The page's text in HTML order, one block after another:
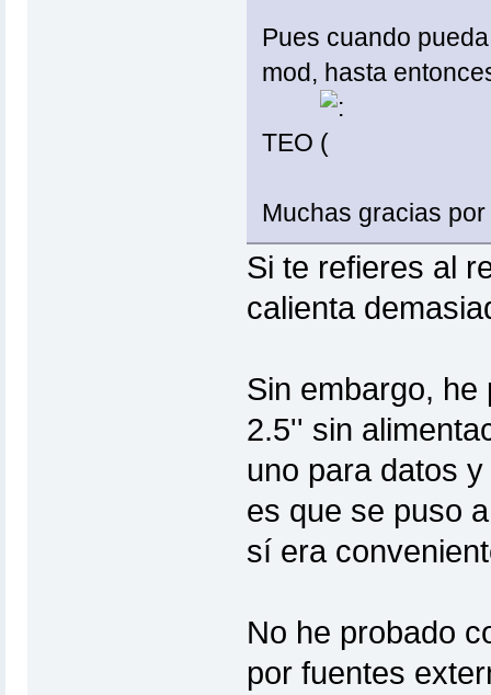
Pues cuando
mod, hasta
TEO
Muchas gracias
Si te refieres al
calienta
Sin embargo,
2.5'' sin
uno para datos
es que se puso
sí era
No he probado
por fuentes